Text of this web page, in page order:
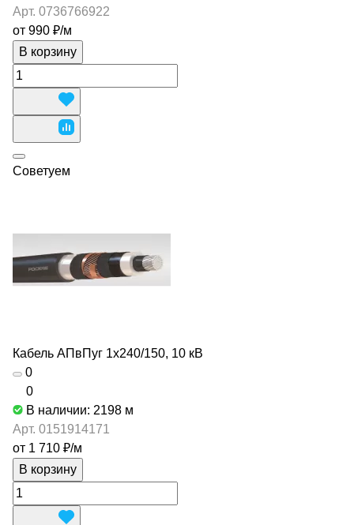
Арт. 0736766922
от 990 ₽/м
В корзину
Советуем
Кабель АПвПуг 1х240/150, 10 кВ
0
0
В наличии: 2198 м
Арт. 0151914171
от 1 710 ₽/м
В корзину